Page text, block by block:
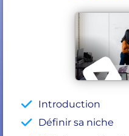
Introduction
Définir sa niche